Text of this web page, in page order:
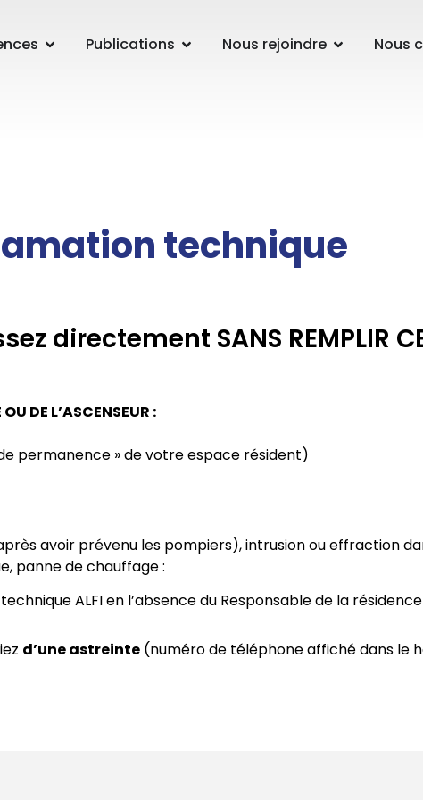
Publications Nous rejoindre Nous
technique
directement SANS REMPLIR CE
DE L’ASCENSEUR :
permanence » de votre espace résident)
avoir prévenu les pompiers), intrusion ou effraction
panne de chauffage :
ALFI en l’absence du Responsable de la
d’une astreinte (numéro de téléphone affiché dans le